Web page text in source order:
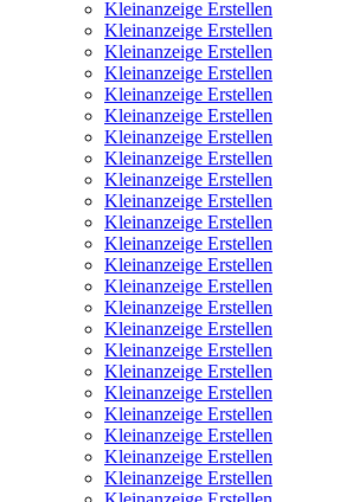
Kleinanzeige Erstellen
Kleinanzeige Erstellen
Kleinanzeige Erstellen
Kleinanzeige Erstellen
Kleinanzeige Erstellen
Kleinanzeige Erstellen
Kleinanzeige Erstellen
Kleinanzeige Erstellen
Kleinanzeige Erstellen
Kleinanzeige Erstellen
Kleinanzeige Erstellen
Kleinanzeige Erstellen
Kleinanzeige Erstellen
Kleinanzeige Erstellen
Kleinanzeige Erstellen
Kleinanzeige Erstellen
Kleinanzeige Erstellen
Kleinanzeige Erstellen
Kleinanzeige Erstellen
Kleinanzeige Erstellen
Kleinanzeige Erstellen
Kleinanzeige Erstellen
Kleinanzeige Erstellen